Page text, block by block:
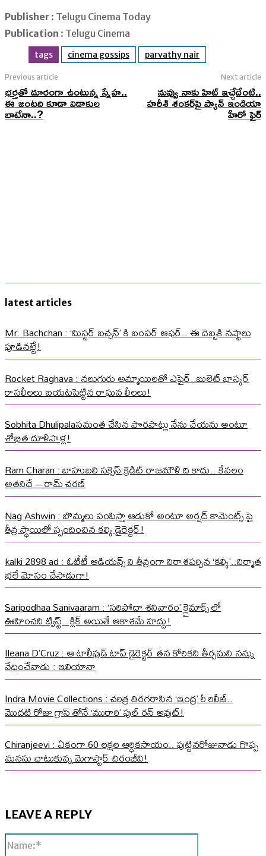
Publisher : Telugu Cinema Today
Publication : Telugu Cinema
tags cinema gossips parvathy nair
Previous article
భర్తతో దూరంగా ఉంటున్న స్నేహ..
ఈ జంటది కూడా విడాకుల
బాటేనా..?
Next article
నువ్వు నాకు హిట్ ఇచ్చేదేంటి..
హరీశ్ శంకర్‌పై ప్యాన్ ఇండియా
హీరో ఫైర్
latest articles
Mr. Bachchan : ‘మిస్టర్ బచ్చన్’ కి బంపర్ ఆఫర్.. ఈ దెబ్బకి నష్టాలు
పూడినట్టే!
Rocket Raghava : నలుగురు అమ్మాయిలతో ఎఫైర్..బులెట్ భాస్కర్
రాసలీలలు బయటపెట్టిన రాఘవ లీలలు!
Sobhita Dhulipalaసమంత చేసిన పొరపాట్లు నేను చేయను అంటూ
శోభిత దూళిపాళ్ల!
Ram Charan : బాహుబలి సక్సెస్ క్రెడిట్ రాజమౌళి ది కాదు.. కేవలం
అతనిదే – రామ్ చరణ్
Nag Ashwin : బొమ్మలు పంపిస్తా ఆడుకో అంటూ అర్షద్ కామెంట్స్ పై
తీవ్ర స్థాయిలో స్పందించిన కల్కి డైరెక్టర్!
kalki 2898 ad : ఓటీటీ ఆడియన్స్ ని తీవ్రంగా నిరాశపర్చిన ‘కల్కి’..నిర్మాత
భలే మోసం చేసాడుగా!
Saripodhaa Sanivaaram : ‘సరిపోదా శనివారం’ క్లైమాక్స్ లో
ఊహించని ట్విస్ట్.. క్లిక్ అయితే ఆకాశమే హద్దు!
Ileana D’Cruz : ఆ టాలీవుడ్ టాప్ డైరెక్టర్ తన కోరికని తీర్చమని నన్ను
వేధించేవాడు : ఇలియానా
Indra Movie Collections : చరిత్ర తిరగరాసిన ‘ఇంద్ర’ రీ రిలీజ్..
మొదటి రోజు గ్రాస్ తోనే ‘మురారి’ ఫుల్ రన్ అవుట్!
Chiranjeevi : ఏకంగా 60 లక్షల ఆర్ధికసాయం.. పుట్టినరోజునాడు గొప్ప
మనసు చాటుకున్న మెగాస్టార్ చిరంజీవి!
LEAVE A REPLY